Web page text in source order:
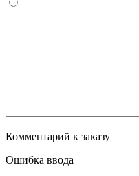
Комментарий к заказу
Ошибка ввода